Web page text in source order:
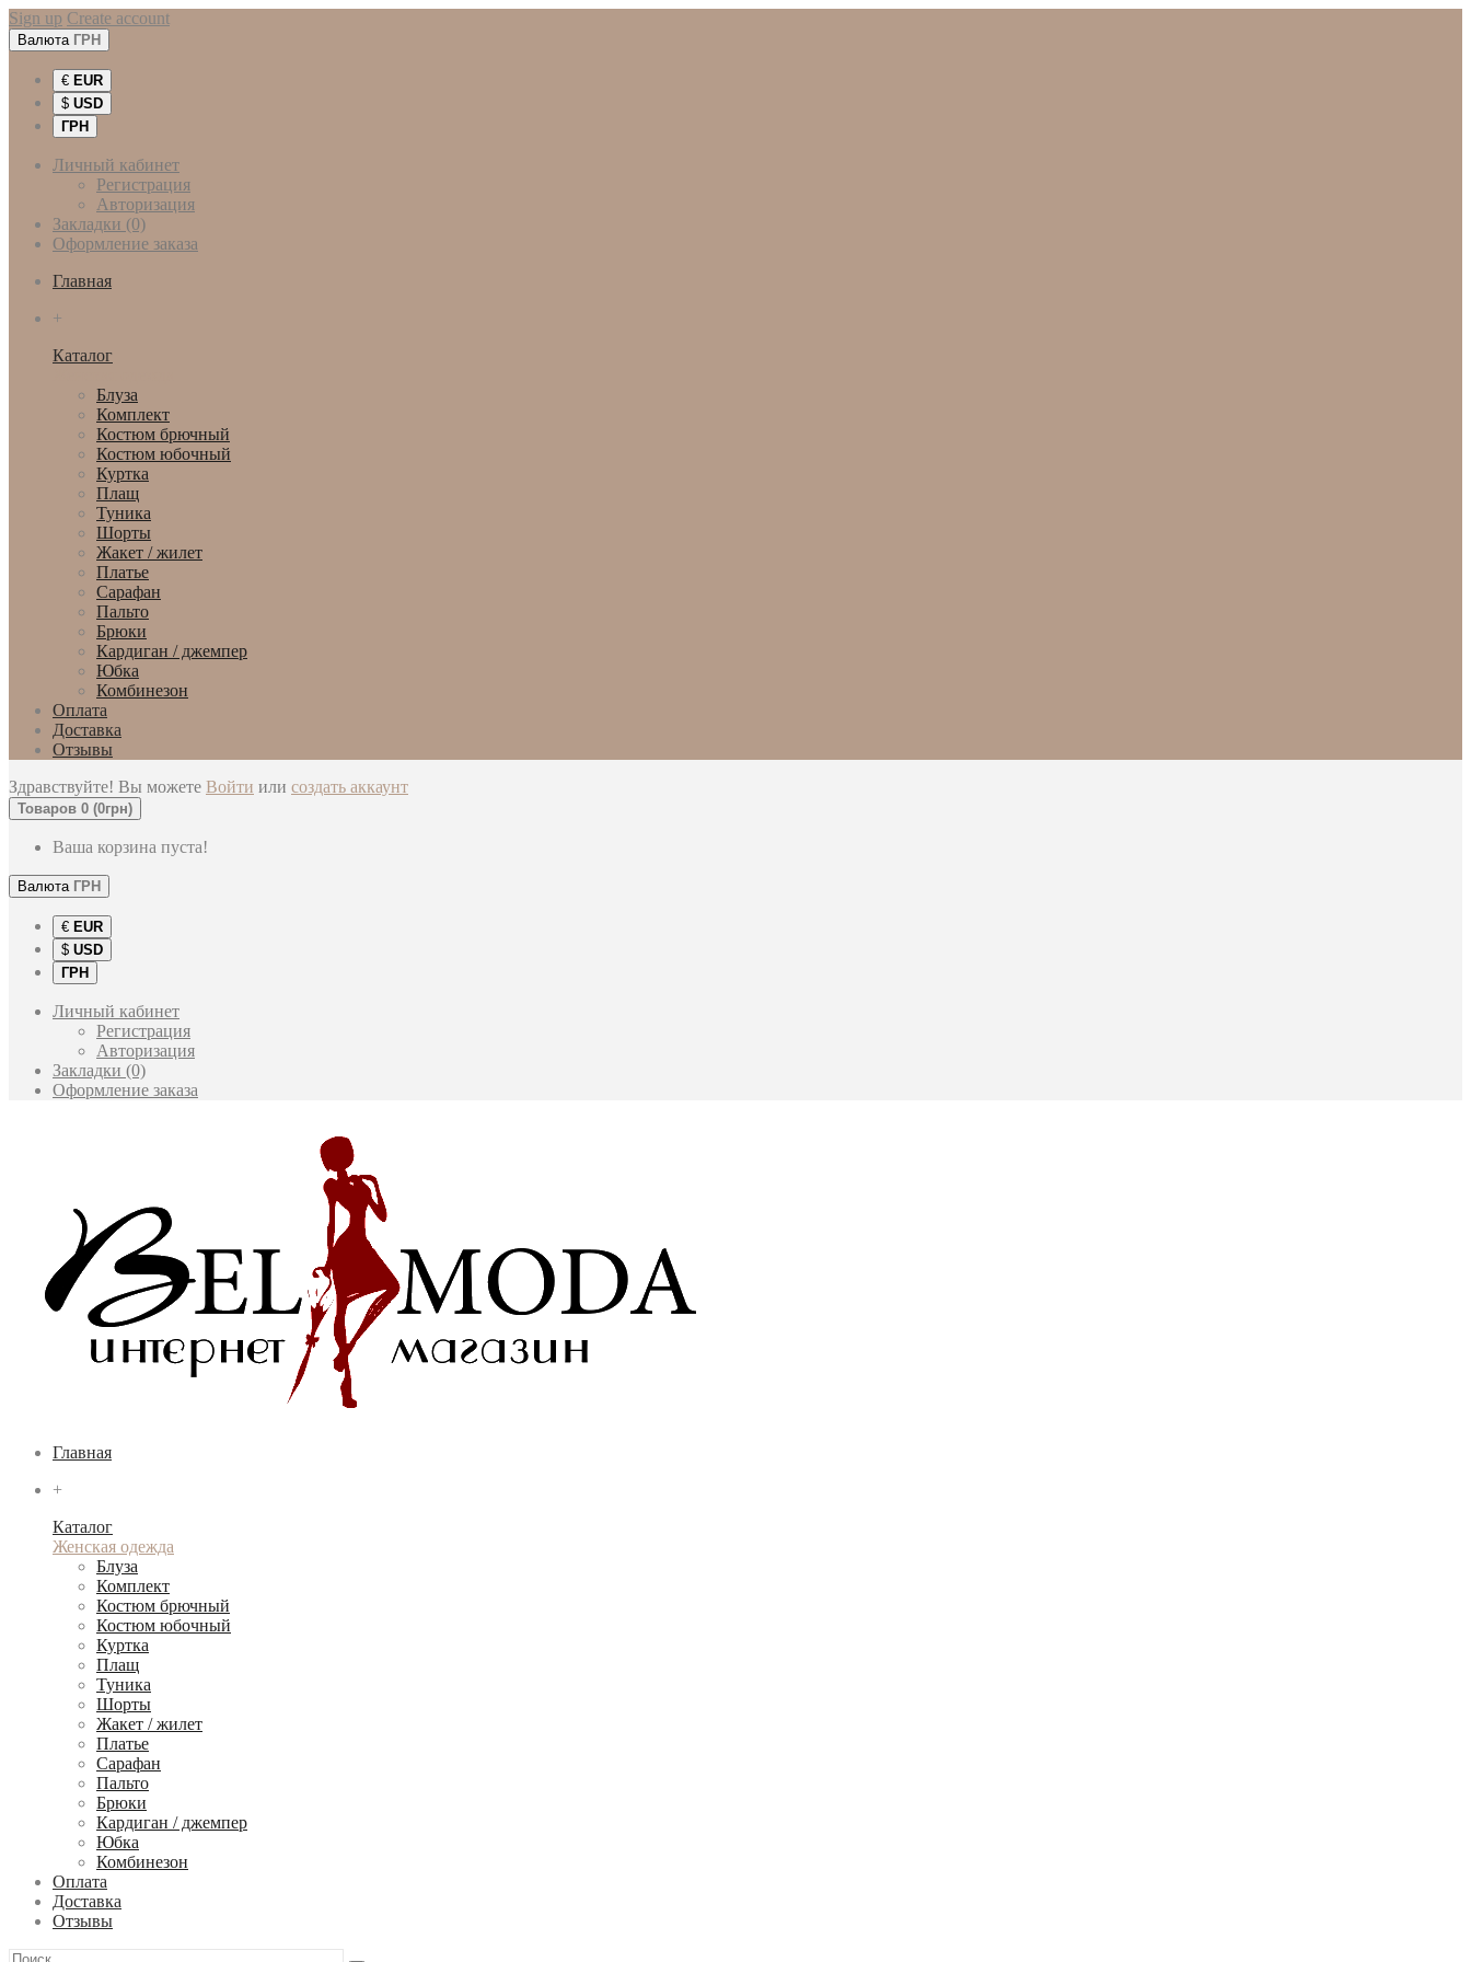
Sign up Create account
Валюта ГРН
€ EUR
$ USD
ГРН
Личный кабинет
Регистрация
Авторизация
Закладки (0)
Оформление заказа
Главная
+
Каталог
Блуза
Комплект
Костюм брючный
Костюм юбочный
Куртка
Плащ
Туника
Шорты
Жакет / жилет
Платье
Сарафан
Пальто
Брюки
Кардиган / джемпер
Юбка
Комбинезон
Оплата
Доставка
Отзывы
Здравствуйте! Вы можете Войти или создать аккаунт
Товаров 0 (0грн)
Ваша корзина пуста!
Валюта ГРН
€ EUR
$ USD
ГРН
Личный кабинет
Регистрация
Авторизация
Закладки (0)
Оформление заказа
Главная
+
Каталог
Женская одежда
Блуза
Комплект
Костюм брючный
Костюм юбочный
Куртка
Плащ
Туника
Шорты
Жакет / жилет
Платье
Сарафан
Пальто
Брюки
Кардиган / джемпер
Юбка
Комбинезон
Оплата
Доставка
Отзывы